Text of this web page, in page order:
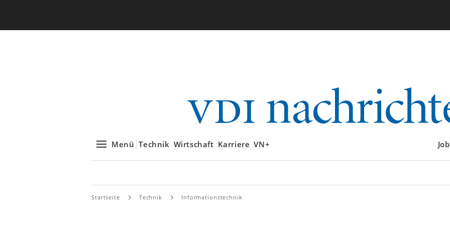
Menü Technik Wirtschaft Karriere VN+
Startseite Technik Informationstechnik